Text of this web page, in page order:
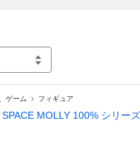
ゲーム フィギュア
MOLLY 100% シリー